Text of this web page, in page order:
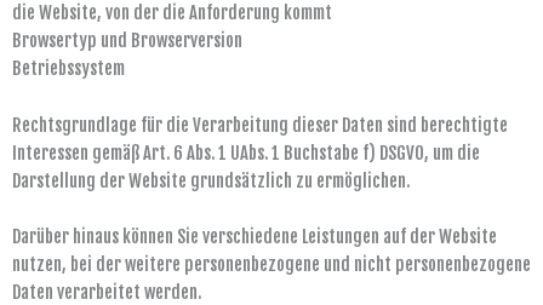
die Website, von der die Anforderung kommt
Browsertyp und Browserversion
Betriebssystem
Rechtsgrundlage für die Verarbeitung dieser Daten sind berechtigte
Interessen gemäß Art. 6 Abs. 1 UAbs. 1 Buchstabe f) DSGVO, um die
Darstellung der Website grundsätzlich zu ermöglichen.
Darüber hinaus können Sie verschiedene Leistungen auf der Website
nutzen, bei der weitere personenbezogene und nicht personenbezogene
Daten verarbeitet werden.